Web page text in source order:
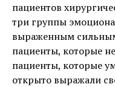
пациентов
три группы
выраженным
пациенты, которые
пациенты, которые
открыто выражали